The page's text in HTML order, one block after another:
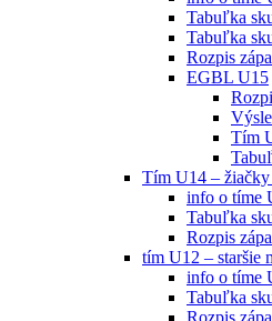
Tabuľka
Tabuľka
Rozpis
EGBL U15
Tím
Tím U14 –
info o tíme
Tabuľka
Rozpis
tím U12 – staršie
info o tíme
Tabuľka
Rozpis